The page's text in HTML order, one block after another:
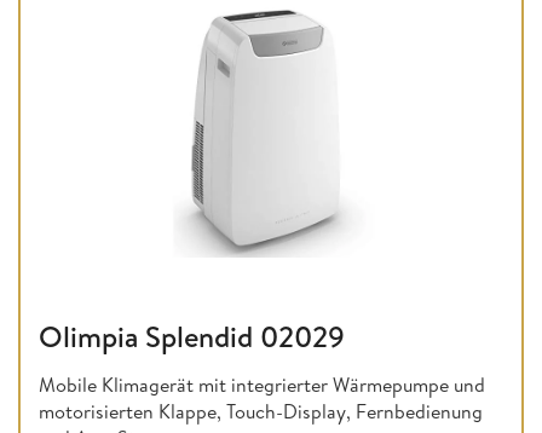
Olimpia Splendid 02029
Mobile Klimagerät mit integrierter Wärmepumpe und
motorisierten Klappe, Touch-Display, Fernbedienung